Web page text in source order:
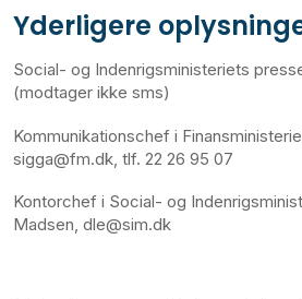
Yderligere
Social- og Indenrigsministeriets
(modtager ikke sms)
Kommunikationschef i
sigga@fm.dk, tlf. 22 26 95 07
Kontorchef i Social- og
Madsen, dle@sim.dk